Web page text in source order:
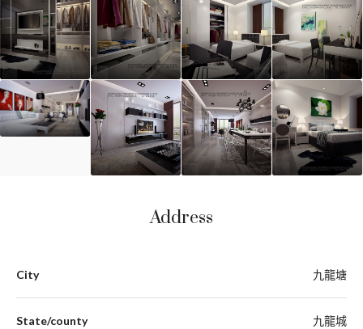
Address
City 九龍塘
State/county 九龍城